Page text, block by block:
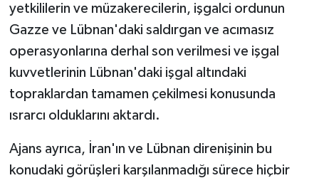
yetkililerin ve müzakerecilerin, işgalci ordunun
Gazze ve Lübnan'daki saldırgan ve acımasız
operasyonlarına derhal son verilmesi ve işgal
kuvvetlerinin Lübnan'daki işgal altındaki
topraklardan tamamen çekilmesi konusunda
ısrarcı olduklarını aktardı.
Ajans ayrıca, İran'ın ve Lübnan direnişinin bu
konudaki görüşleri karşılanmadığı sürece hiçbir